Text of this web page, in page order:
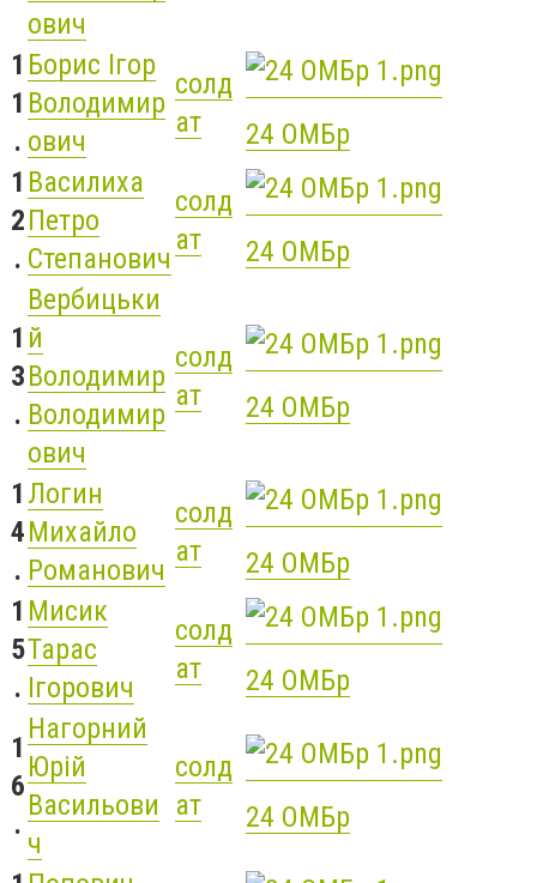
ович
1
1
.
Борис Ігор
Володимир
ович
солд
ат
24 ОМБр
1
2
.
Василиха
Петро
Степанович
солд
ат
24 ОМБр
1
3
.
Вербицьки
й
Володимир
Володимир
ович
солд
ат
24 ОМБр
1
4
.
Логин
Михайло
Романович
солд
ат
24 ОМБр
1
5
.
Мисик
Тарас
Ігорович
солд
ат
24 ОМБр
1
6
.
Нагорний
Юрій
Васильови
ч
солд
ат
24 ОМБр